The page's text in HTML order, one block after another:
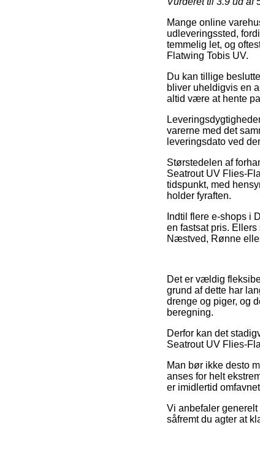
Mange online
udleveringssted,
temmelig let, og
Flatwing Tobis UV.
Du kan tillige
bliver uheldigvis en
altid være at hente
varerne med det
leveringsdato ved
Størstedelen af
Seatrout UV Flies-
tidspunkt, med
holder fyraften.
Indtil flere e-shops i
en fastsat pris.
Næstved, Rønne
Det er vældig
grund af dette har
drenge og piger, og
beregning.
Derfor kan det
Seatrout UV Flies-
Man bør ikke desto
anses for helt
er imidlertid
Vi anbefaler
såfremt du agter at